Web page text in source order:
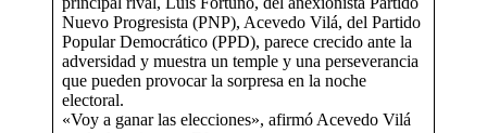
Nuevo Progresista (PNP), Acevedo Vilá, del Partido
Popular Democrático (PPD), parece crecido ante la
adversidad y muestra un temple y una perseverancia
que pueden provocar la sorpresa en la noche
electoral.
«Voy a ganar las elecciones», afirmó Acevedo Vilá